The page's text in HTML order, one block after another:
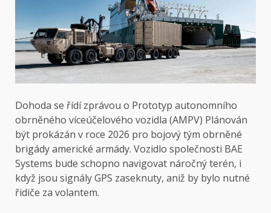
Dohoda se řídí zprávou o Prototyp autonomního
obrněného víceúčelového vozidla (AMPV) Plánován
být prokázán v roce 2026 pro bojový tým obrněné
brigády americké armády. Vozidlo společnosti BAE
Systems bude schopno navigovat náročný terén, i
když jsou signály GPS zaseknuty, aniž by bylo nutné
řidiče za volantem.